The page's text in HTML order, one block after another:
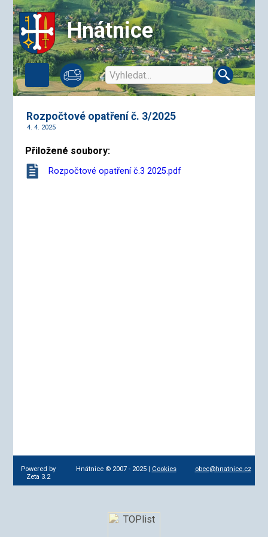
Hnátnice
Rozpočtové opatření č. 3/2025
4. 4. 2025
Přiložené soubory:
Rozpočtové opatření č.3 2025.pdf
Powered by
Zeta 3.2
Hnátnice © 2007 - 2025 | Cookies obec@hnatnice.cz